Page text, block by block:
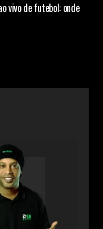
vivo de futebol: onde